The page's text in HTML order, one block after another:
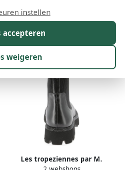
Kleur 1 Prijs
Les tropeziennes par M.
accepteren
weigeren
instellen